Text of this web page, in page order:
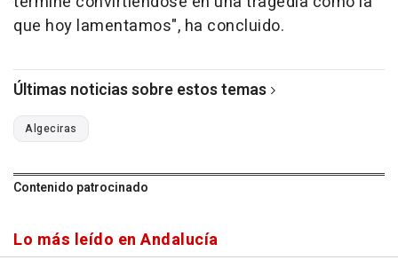
que hoy lamentamos", ha concluido.
Últimas noticias sobre estos temas
Algeciras
Contenido patrocinado
Lo más leído en Andalucía